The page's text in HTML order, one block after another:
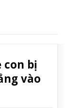
bị
vào